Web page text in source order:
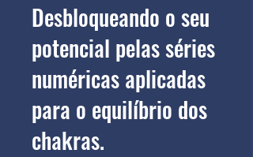
Desbloqueando o seu
potencial pelas séries
numéricas aplicadas
para o equilíbrio dos
chakras.